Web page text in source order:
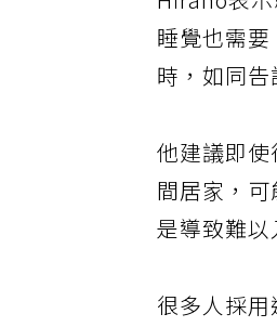
Hirano表
睡覺也需
時，如同
他建議即
間居家，
是導致難以